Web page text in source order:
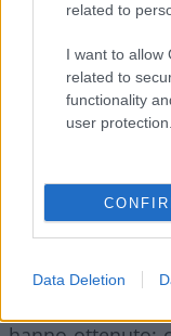
related to
I want to allow
related to
functionality
user protection.
Data Deletion
Basta guardare
fonti di potere
e che invece
come quella
destinate a
canto loro i